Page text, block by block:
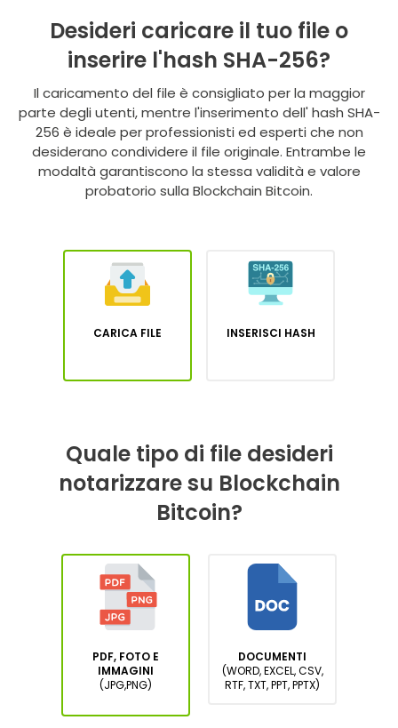
Desideri caricare il tuo file o
inserire l'hash SHA-256?
Il caricamento del file è consigliato per la maggior
parte degli utenti, mentre l'inserimento dell' hash SHA-
256 è ideale per professionisti ed esperti che non
desiderano condividere il file originale. Entrambe le
modaltà garantiscono la stessa validità e valore
probatorio sulla Blockchain Bitcoin.
CARICA FILE INSERISCI HASH
Quale tipo di file desideri
notarizzare su Blockchain
Bitcoin?
PDF, FOTO E
IMMAGINI
(JPG,PNG)
DOCUMENTI
(WORD, EXCEL, CSV,
RTF, TXT, PPT, PPTX)